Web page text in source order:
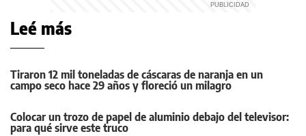
Leé más
Tiraron 12 mil toneladas de cáscaras de naranja en un
campo seco hace 29 años y floreció un milagro
Colocar un trozo de papel de aluminio debajo del televisor:
para qué sirve este truco